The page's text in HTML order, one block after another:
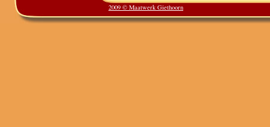
2009 © Maatwerk Giethoorn